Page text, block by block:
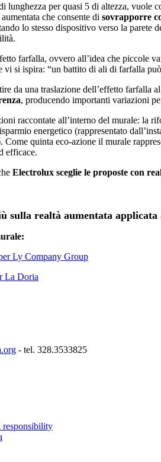
lunghezza per quasi 5 di altezza, vuole
che consente di sovrapporre
lo stesso dispositivo verso la parete
farfalla, ovvero all’idea che piccole
vi si ispira: “un battito di ali di farfalla
da una traslazione dell’effetto farfalla
, producendo importanti variazioni
raccontate all’interno del murale: la
energetico (rappresentato
Come quinta eco-azione il murale
efficace.
Electrolux sceglie le proposte con
sulla realtà aumentata
Ly Company Group
La Doria
- tel. 328.3533825
responsibility